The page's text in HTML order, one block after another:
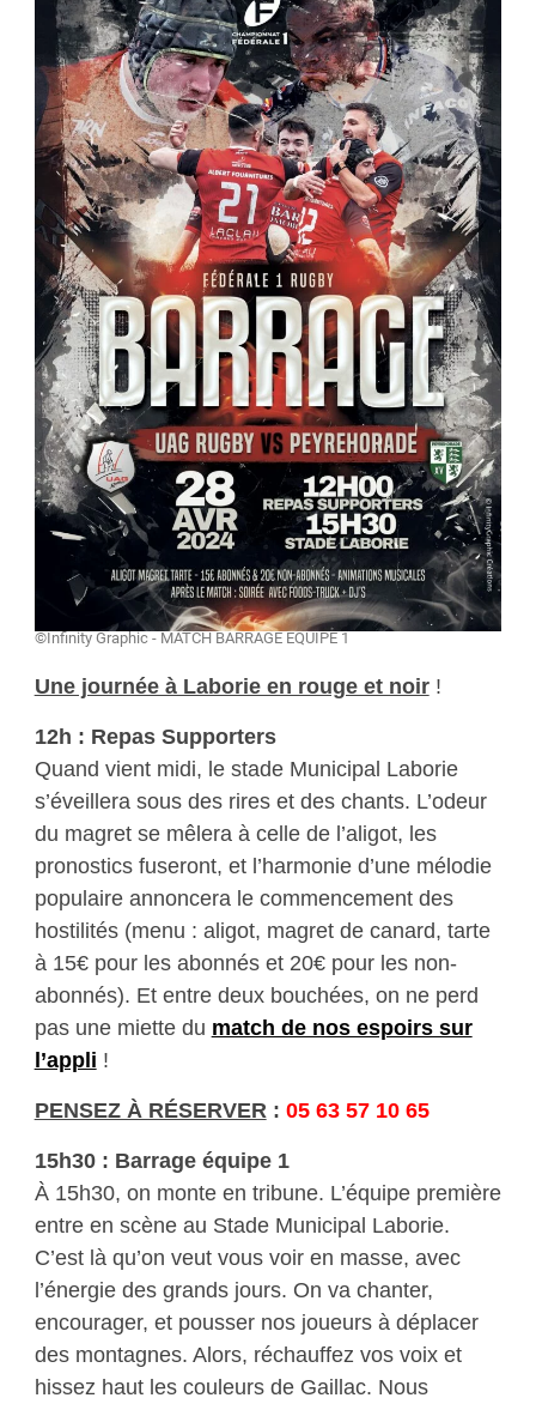
©Infinity Graphic - MATCH BARRAGE ÉQUIPE 1
Une journée à Laborie en rouge et noir!
12h : Repas Supporters
Quand vient midi, le stade Municipal Laborie
s’éveillera sous des rires et des chants. L’odeur
du magret se mêlera à celle de l’aligot, les
pronostics fuseront, et l’harmonie d’une mélodie
populaire annoncera le commencement des
hostilités (menu : aligot, magret de canard, tarte
à 15€ pour les abonnés et 20€ pour les non-
abonnés). Et entre deux bouchées, on ne perd
pas une miette du match de nos espoirs sur
l’appli !
PENSEZ À RÉSERVER : 05 63 57 10 65
15h30 : Barrage équipe 1
À 15h30, on monte en tribune. L’équipe première
entre en scène au Stade Municipal Laborie.
C’est là qu’on veut vous voir en masse, avec
l’énergie des grands jours. On va chanter,
encourager, et pousser nos joueurs à déplacer
des montagnes. Alors, réchauffez vos voix et
hissez haut les couleurs de Gaillac. Nous